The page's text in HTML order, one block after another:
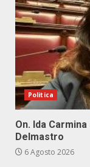
Politica
On. Ida
Delmastro
6 Agosto 2026